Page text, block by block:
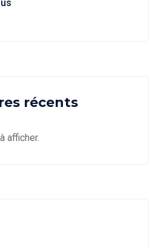
récents
afficher.